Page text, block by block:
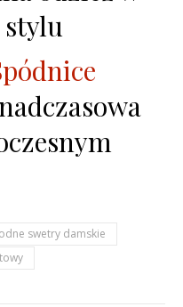
stylu
swetry damskie